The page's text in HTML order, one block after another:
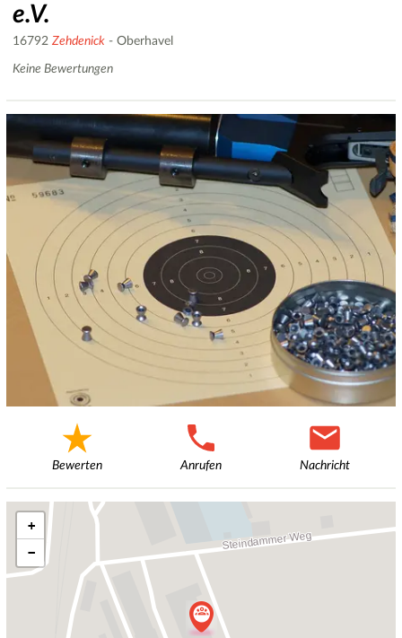
e.V.
16792 Zehdenick - Oberhavel
Keine Bewertungen
Bewerten Anrufen Nachricht
+
−